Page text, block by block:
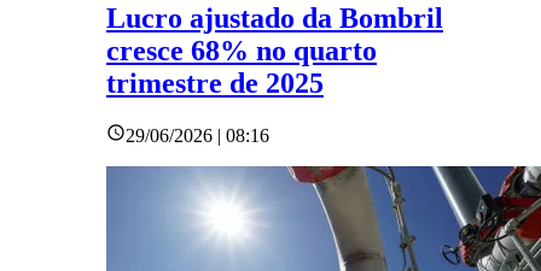
Lucro ajustado da Bombril
cresce 68% no quarto
trimestre de 2025
29/06/2026 | 08:16